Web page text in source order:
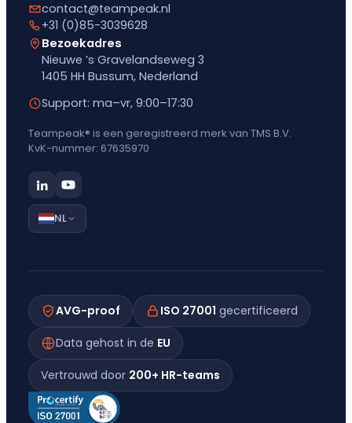
contact@teampeak.nl
+31 (0)85-3039628
Bezoekadres
Nieuwe ’s Gravelandseweg 3
1405 HH Bussum, Nederland
Support: ma–vr, 9:00–17:30
Teampeak® is een geregistreerd merk van TMS B.V.
KvK-nummer: 67635970
NL
AVG-proof ISO 27001 gecertificeerd
Data gehost in de EU
Vertrouwd door 200+ HR-teams